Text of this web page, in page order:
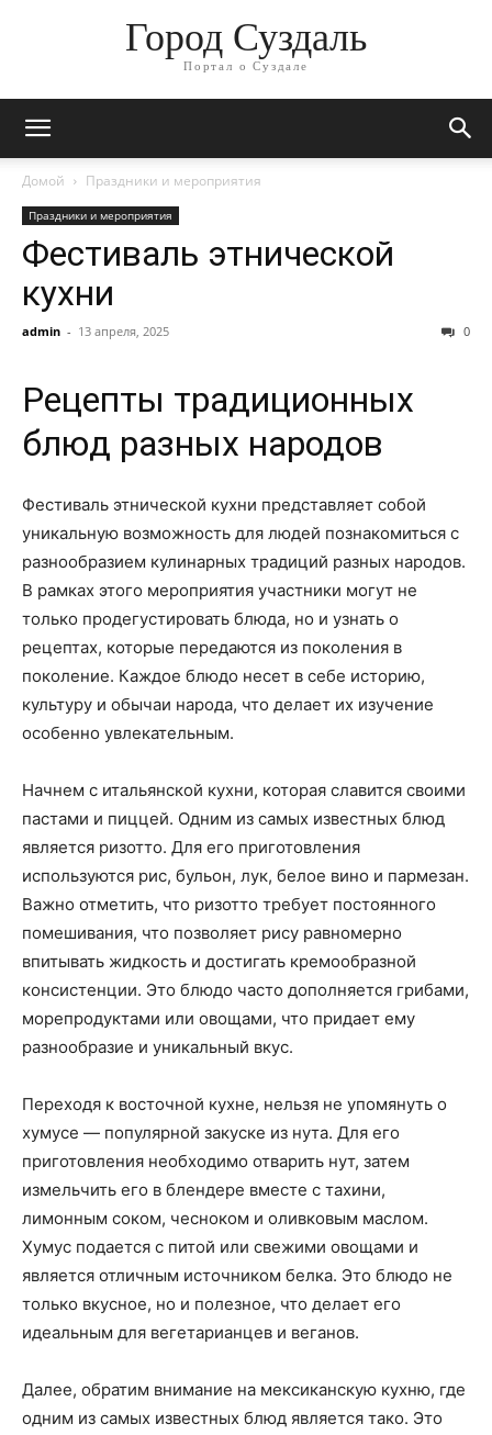
Город Суздаль
Портал о Суздале
Домой Праздники и мероприятия
Праздники и мероприятия
Фестиваль этнической
кухни
admin - 13 апреля, 2025 0
Рецепты традиционных
блюд разных народов
Фестиваль этнической кухни представляет собой
уникальную возможность для людей познакомиться с
разнообразием кулинарных традиций разных народов.
В рамках этого мероприятия участники могут не
только продегустировать блюда, но и узнать о
рецептах, которые передаются из поколения в
поколение. Каждое блюдо несет в себе историю,
культуру и обычаи народа, что делает их изучение
особенно увлекательным.
Начнем с итальянской кухни, которая славится своими
пастами и пиццей. Одним из самых известных блюд
является ризотто. Для его приготовления
используются рис, бульон, лук, белое вино и пармезан.
Важно отметить, что ризотто требует постоянного
помешивания, что позволяет рису равномерно
впитывать жидкость и достигать кремообразной
консистенции. Это блюдо часто дополняется грибами,
морепродуктами или овощами, что придает ему
разнообразие и уникальный вкус.
Переходя к восточной кухне, нельзя не упомянуть о
хумусе — популярной закуске из нута. Для его
приготовления необходимо отварить нут, затем
измельчить его в блендере вместе с тахини,
лимонным соком, чесноком и оливковым маслом.
Хумус подается с питой или свежими овощами и
является отличным источником белка. Это блюдо не
только вкусное, но и полезное, что делает его
идеальным для вегетарианцев и веганов.
Далее, обратим внимание на мексиканскую кухню, где
одним из самых известных блюд является тако. Это